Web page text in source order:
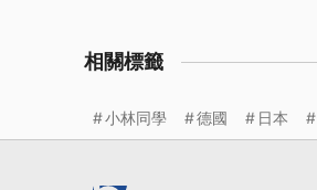
相關標籤
小林同學 德國 日本